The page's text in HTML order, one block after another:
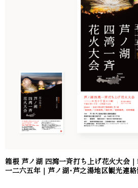
箱根 芦ノ湖 四湾一斉打ち上げ花火大会
一二六五年｜芦ノ湖･芦之湯地区観光連絡